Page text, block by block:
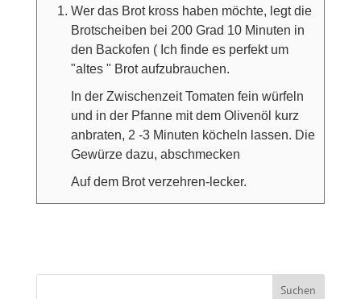
Wer das Brot kross haben möchte, legt die
Brotscheiben bei 200 Grad 10 Minuten in
den Backofen ( Ich finde es perfekt um
"altes " Brot aufzubrauchen.
In der Zwischenzeit Tomaten fein würfeln
und in der Pfanne mit dem Olivenöl kurz
anbraten, 2 -3 Minuten köcheln lassen. Die
Gewürze dazu, abschmecken
Auf dem Brot verzehren-lecker.